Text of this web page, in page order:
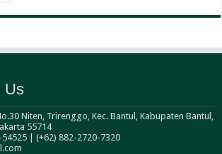
Us
Niten, Trirenggo, Kec. Bantul, Kabupaten Bantul,
55714
| (+62) 882-2720-7320